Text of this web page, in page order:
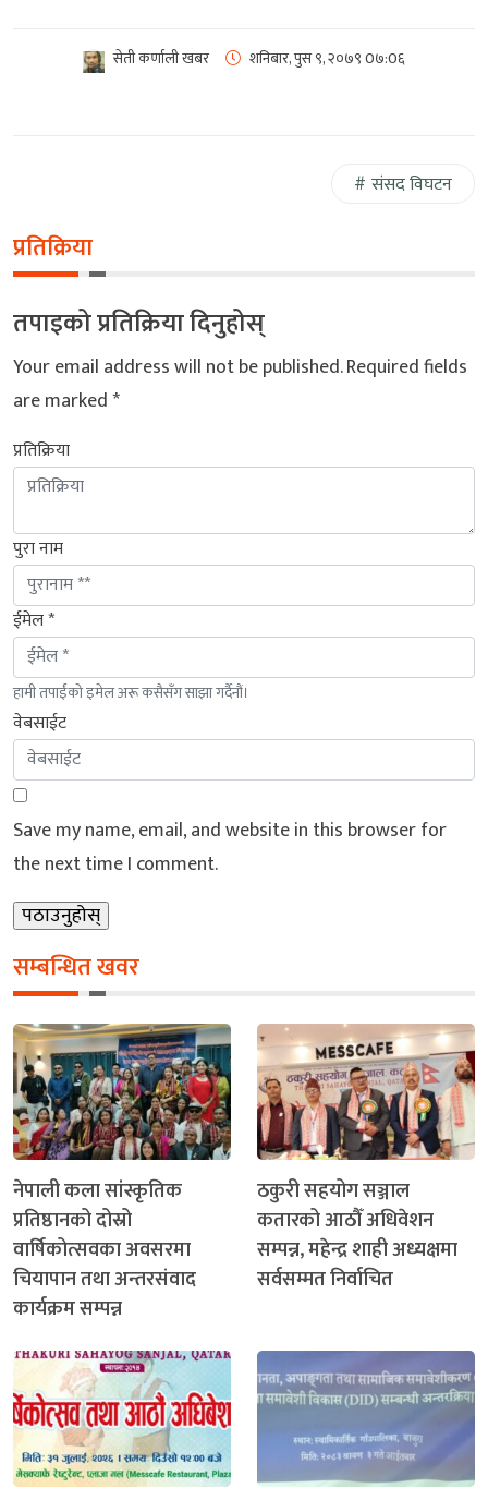
सेती कर्णाली खबर शनिबार, पुस ९, २०७९0७:0६
संसद विघटन
प्रतिक्रिया
तपाइको प्रतिक्रिया दिनुहोस्
Your email address will not be published.Required fields
are marked*
प्रतिक्रिया
पुरा नाम
ईमेल *
हामी तपाईंको इमेल अरू कसैसँग साझा गर्दैनौं।
वेबसाईट
Save my name, email, and website in this browser for
the next time I comment.
सम्बन्धित खवर
नेपाली कला सांस्कृतिक
प्रतिष्ठानको दोस्रो
वार्षिकोत्सवका अवसरमा
चियापान तथा अन्तरसंवाद
कार्यक्रम सम्पन्न
ठकुरी सहयोग सञ्जाल
कतारको आठौँ अधिवेशन
सम्पन्न, महेन्द्र शाही अध्यक्षमा
सर्वसम्मत निर्वाचित